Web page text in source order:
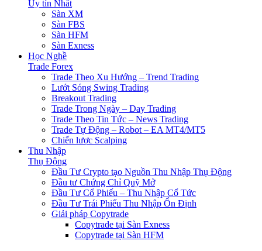
Uy tín Nhất
Sàn XM
Sàn FBS
Sàn HFM
Sàn Exness
Học Nghề
Trade Forex
Trade Theo Xu Hướng – Trend Trading
Lướt Sóng Swing Trading
Breakout Trading
Trade Trong Ngày – Day Trading
Trade Theo Tin Tức – News Trading
Trade Tự Động – Robot – EA MT4/MT5
Chiến lược Scalping
Thu Nhập
Thụ Động
Đầu Tư Crypto tạo Nguồn Thu Nhập Thụ Động
Đầu tư Chứng Chỉ Quỹ Mở
Đầu Tư Cổ Phiếu – Thu Nhập Cổ Tức
Đầu Tư Trái Phiếu Thu Nhập Ổn Định
Giải pháp Copytrade
Copytrade tại Sàn Exness
Copytrade tại Sàn HFM